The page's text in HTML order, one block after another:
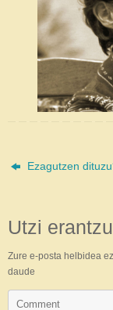
Ezagutzen
Utzi
Zure e-posta helbidea
daude